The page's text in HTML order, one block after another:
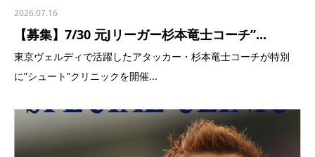
2026.07.16
【募集】7/30 元Jリーガー杉本竜士コーチ”...
東京ヴェルディで活躍したアタッカー・杉本竜士コーチが特別
に”シュート”クリニックを開催...